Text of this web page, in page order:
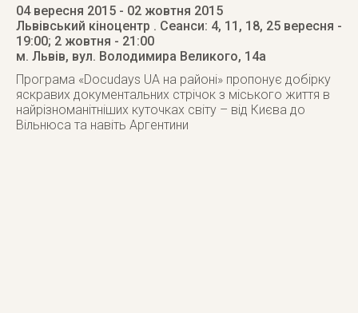
04 вересня 2015 - 02 жовтня 2015
Львівський кіноцентр . Сеанси: 4, 11, 18, 25 вересня -
19:00; 2 жовтня - 21:00
м. Львів, вул. Володимира Великого, 14а
Програма «Docudays UA на районі» пропонує добірку
яскравих документальних стрічок з міського життя в
найрізноманітніших куточках світу – від Києва до
Вільнюса та навіть Аргентини